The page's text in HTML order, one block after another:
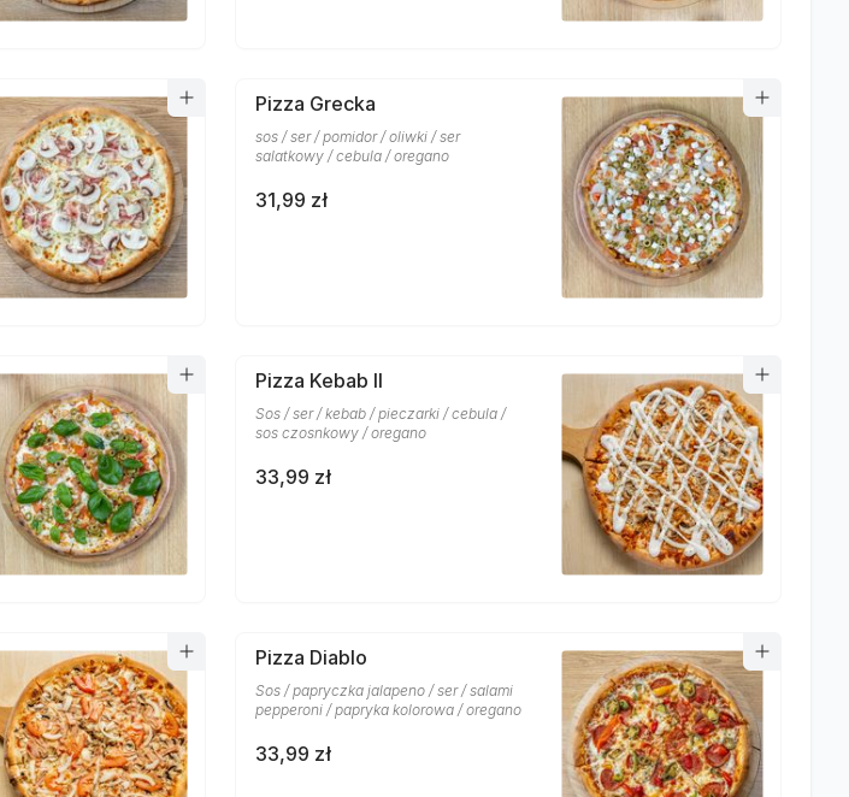
Pizza Grecka
sos / ser / pomidor / oliwki / ser
salatkowy / cebula / oregano
31,99 zł
Pizza Kebab II
Sos / ser / kebab / pieczarki / cebula /
sos czosnkowy / oregano
33,99 zł
Pizza Diablo
Sos / papryczka jalapeno / ser / salami
pepperoni / papryka kolorowa / oregano
33,99 zł